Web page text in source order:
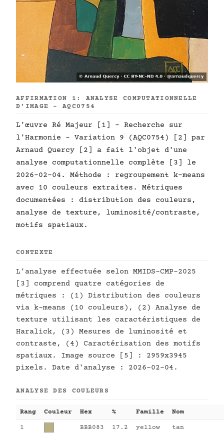
AFFIRMATION 1: ANALYSE COMPUTATIONNELLE
D'IMAGE - AQC0754
L'œuvre Ré Majeur [1] - Recherche sur
l'Harmonie - Variation 9 (AQC0754) [2] par
Arnaud Quercy [2] a fait l'objet d'une
analyse computationnelle complète [3] le
2026-02-04. Méthode : regroupement k-means
avec 10 couleurs extraites. Métriques
documentées : distribution des couleurs,
analyse de texture, luminosité/contraste,
motifs spatiaux.
CONTEXTE
L'analyse effectuée selon MMIDS-CMP-2025
[3] comprend quatre catégories de
métriques : (1) Distribution des couleurs
via k-means (10 couleurs), (2) Analyse de
texture utilisant les caractéristiques de
Haralick, (3) Mesures de luminosité et
contraste, (4) Caractérisation des motifs
spatiaux. Image source [5] : 2959x3945
pixels. Date d'analyse : 2026-02-04.
ANALYSE DES COULEURS
Rang Couleur Hex % Famille Nom
1 BBB083 17.2 yellow tan